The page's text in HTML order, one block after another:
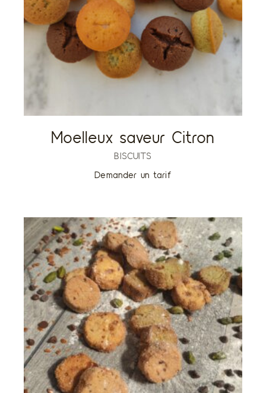
Moelleux saveur Citron
BISCUITS
Demander un tarif